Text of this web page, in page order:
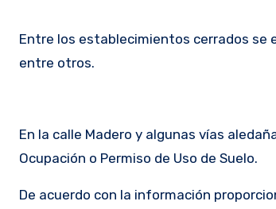
Entre los establecimientos cerrados se
entre otros.
En la calle Madero y algunas vías
Ocupación o Permiso de Uso de Suelo.
De acuerdo con la información